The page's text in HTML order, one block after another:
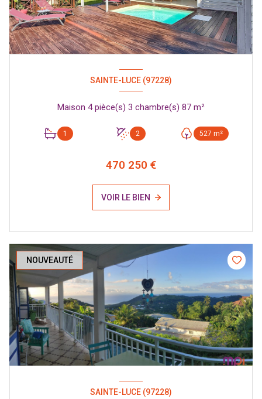
SAINTE-LUCE (97228)
Maison 4 pièce(s) 3 chambre(s) 87 m²
1 2 527 m²
470 250 €
VOIR LE BIEN
NOUVEAUTÉ
SAINTE-LUCE (97228)